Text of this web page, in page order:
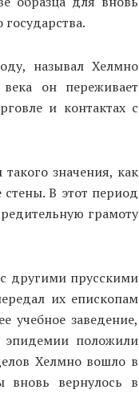
называл Хелмно
он переживает
и контактах с
значения, как
В этот период
грамоту
другими прусскими
их епископам
учебное заведение,
эпидемии положили
Хелмно вошло в
вновь вернулось в